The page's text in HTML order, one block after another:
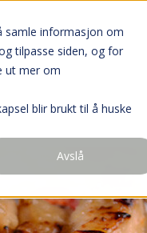
samle informasjon om
tilpasse siden, og for
ut mer om
blir brukt til å huske
Avslå